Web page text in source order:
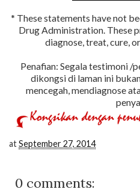
* These statements have not
Drug Administration. These
diagnose, treat, cure,
Penafian: Segala testimoni /
dikongsi di laman ini
mencegah, mendiagnose
atSeptember 27, 2014
0 comments: